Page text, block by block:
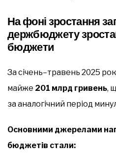
На фоні зростання
держбюджету
бюджети
За січень–травень 2025
майже 201 млрд гривень,
за аналогічний період
Основними джерелами
бюджетів стали: